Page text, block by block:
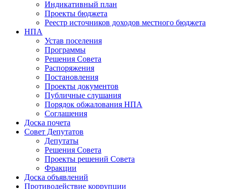
Индикативный план
Проекты бюджета
Реестр источников доходов местного бюджета
НПА
Устав поселения
Программы
Решения Совета
Распоряжения
Постановления
Проекты документов
Публичные слушания
Порядок обжалования НПА
Соглашения
Доска почета
Совет Депутатов
Депутаты
Решения Совета
Проекты решений Совета
Фракции
Доска объявлений
Противодействие коррупции